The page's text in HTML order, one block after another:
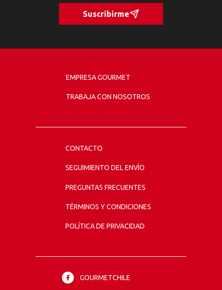
Suscribirme
EMPRESA GOURMET
TRABAJA CON NOSOTROS
CONTACTO
SEGUIMIENTO DEL ENVÍO
PREGUNTAS FRECUENTES
TÉRMINOS Y CONDICIONES
POLÍTICA DE PRIVACIDAD
GOURMETCHILE